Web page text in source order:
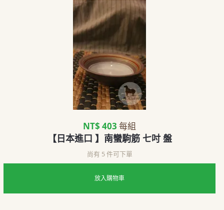
NT$ 403 每組
【日本進口 】南蠻駒筋 七吋 盤
尚有 5 件可下單
放入購物車